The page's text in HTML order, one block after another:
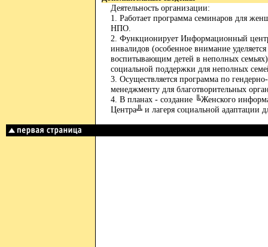
Деятельность организации:
1. Работает программа семинаров для
НПО.
2. Функционирует Информационный
инвалидов (особенное внимание
воспитывающим детей в неполных
социальной поддержки для неполных
3. Осуществляется программа по
менеджменту для благотворительных
4. В планах - создание ╚Женского
Центра╩ и лагеря социальной адаптации